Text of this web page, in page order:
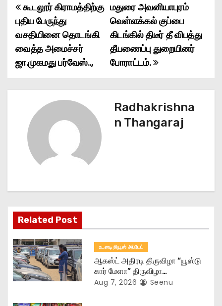
P
o
s
t
n
t
i
o
n
மதுரை அவனியாபுரம்
வெள்ளக்கல் குப்பை
கிடங்கில் திடீர் தீ விபத்து
தீயணைப்பு துறையினர்
போராட்டம்.
கூடலூர் கிராமத்திற்கு
புதிய பேருந்து
வசதியினை தொடங்கி
வைத்த அமைச்சர்
ஜா.முகமது பர்வேஸ்..,
Radhakrishna
n Thangaraj
Related Post
உடனடி நியூஸ் அப்டேட்
ஆகஸ்ட் அதிரடி திருவிழா “யூஸ்டு
கார் மேளா” திருவிழா…
Aug 7, 2026 Seenu